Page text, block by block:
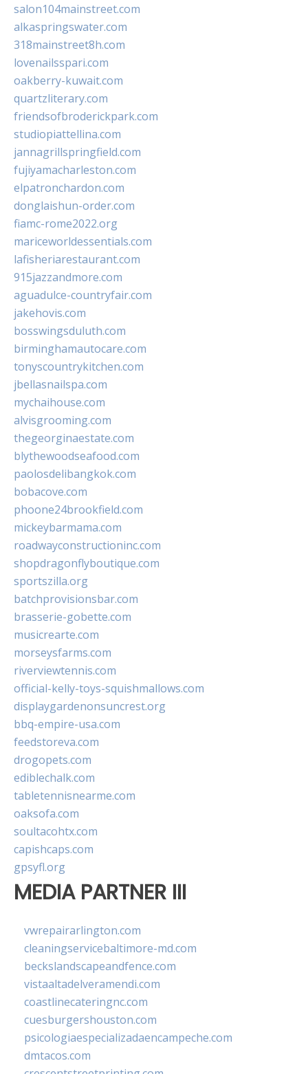
salon104mainstreet.com
alkaspringswater.com
318mainstreet8h.com
lovenailsspari.com
oakberry-kuwait.com
quartzliterary.com
friendsofbroderickpark.com
studiopiattellina.com
jannagrillspringfield.com
fujiyamacharleston.com
elpatronchardon.com
donglaishun-order.com
fiamc-rome2022.org
mariceworldessentials.com
lafisheriarestaurant.com
915jazzandmore.com
aguadulce-countryfair.com
jakehovis.com
bosswingsduluth.com
birminghamautocare.com
tonyscountrykitchen.com
jbellasnailspa.com
mychaihouse.com
alvisgrooming.com
thegeorginaestate.com
blythewoodseafood.com
paolosdelibangkok.com
bobacove.com
phoone24brookfield.com
mickeybarmama.com
roadwayconstructioninc.com
shopdragonflyboutique.com
sportszilla.org
batchprovisionsbar.com
brasserie-gobette.com
musicrearte.com
morseysfarms.com
riverviewtennis.com
official-kelly-toys-squishmallows.com
displaygardenonsuncrest.org
bbq-empire-usa.com
feedstoreva.com
drogopets.com
ediblechalk.com
tabletennisnearme.com
oaksofa.com
soultacohtx.com
capishcaps.com
gpsyfl.org
MEDIA PARTNER III
vwrepairarlington.com
cleaningservicebaltimore-md.com
beckslandscapeandfence.com
vistaaltadelveramendi.com
coastlinecateringnc.com
cuesburgershouston.com
psicologiaespecializadaencampeche.com
dmtacos.com